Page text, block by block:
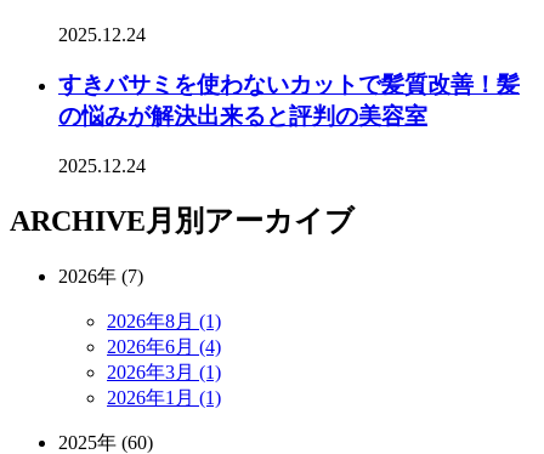
2025.12.24
すきバサミを使わないカットで髪質改善！髪
の悩みが解決出来ると評判の美容室
2025.12.24
ARCHIVE月別アーカイブ
2026年 (7)
2026年8月 (1)
2026年6月 (4)
2026年3月 (1)
2026年1月 (1)
2025年 (60)